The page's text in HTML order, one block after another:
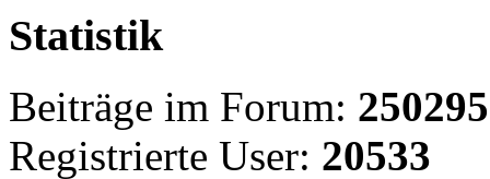
Statistik
Beiträge im Forum: 250295
Registrierte User: 20533